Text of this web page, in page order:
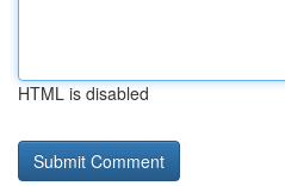
HTML is disabled